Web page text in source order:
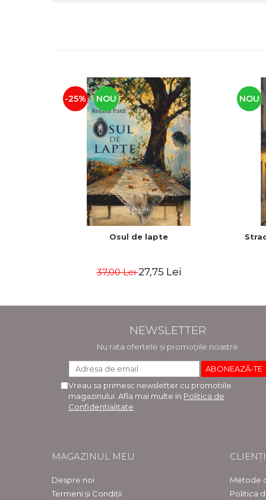
-25% NOU
Osul de lapte
37,00 Lei27,75 Lei
NOU
NEWSLETTER
Nu rata ofertele și promoțiile noastre
Vreau sa primesc newsletter cu promotiile
magazinului. Afla mai multe in Politica de
Confidentialitate
MAGAZINUL MEU
Despre noi
Termeni și Condiții
CLIENȚI
Metode
Politica